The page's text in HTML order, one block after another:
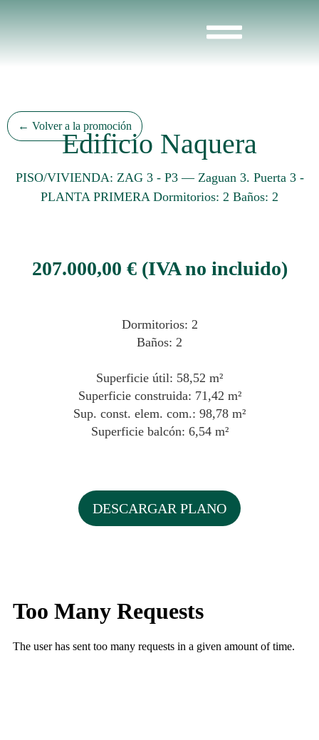
← Volver a la promoción
Edificio Naquera
PISO/VIVIENDA: ZAG 3 - P3 — Zaguan 3. Puerta 3 -
PLANTA PRIMERA Dormitorios: 2 Baños: 2
207.000,00 € (IVA no incluido)
Dormitorios: 2
Baños: 2
Superficie útil: 58,52 m²
Superficie construida: 71,42 m²
Sup. const. elem. com.: 98,78 m²
Superficie balcón: 6,54 m²
DESCARGAR PLANO